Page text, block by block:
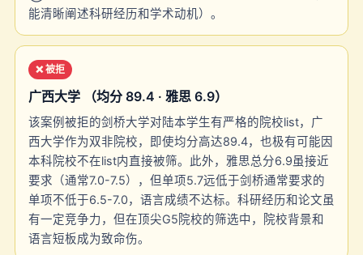
能清晰阐述科研经历和学术动机）。
❌ 被拒
广西大学 （均分 89.4 · 雅思 6.9）
该案例被拒的剑桥大学对陆本学生有严格的院校list，广
西大学作为双非院校，即使均分高达89.4，也极有可能因
本科院校不在list内直接被筛。此外，雅思总分6.9虽接近
要求（通常7.0-7.5），但单项5.7远低于剑桥通常要求的
单项不低于6.5-7.0，语言成绩不达标。科研经历和论文虽
有一定竞争力，但在顶尖G5院校的筛选中，院校背景和
语言短板成为致命伤。